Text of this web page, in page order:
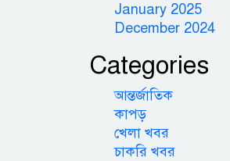
January 2025
December 2024
Categories
আন্তর্জাতিক
কাপড়
খেলা খবর
চাকরি খবর